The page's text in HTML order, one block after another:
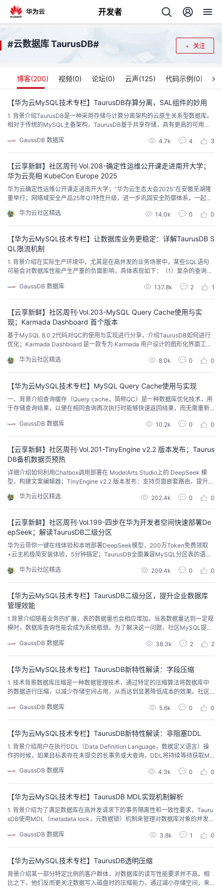
开发者
返
回
个
人
主
页
我
的
开
发
者
我
的
博
客
我
的
论
坛
我
的
圈
子
我
的
直
播
我
的
活
我
的
注
我
开
发
学
堂
的
课
程
我
的
认
证
我
的
实
验
我
的
收
藏
的
Programs
我
的
支
持
我
的
技
术
支
持
我
的
云
声
建
议
关注
#云数据库 TaurusDB#
博客(200) 视频(0) 论坛(0) 云声(125) 代码示例(0)
【华为云MySQL技术专栏】TaurusDB存算分离，SAL组件的妙用
1. 背景介绍TaurusDB是一种采用存储与计算分离架构的云原生关系型数据库。
相对于传统的MySQL主备架构，TaurusDB基于共享存储，具有更高的可用
DB架构从上到下分为3个部分：计算层、存储抽象层（Storage Abstraction La
yer, 简称SAL）和存储层。图1 TaurusDB架构示意图计算...
GaussDB 数据库 4.7k 4 3
【云享新鲜】社区周刊·Vol.208-确定性运维公开课走进南开大学；
华为云亮相 KubeCon Europe 2025
华为云确定性运维公开课走进南开大学；“华为云生态大会2025”在安徽芜湖隆
重举行；网络域安全产品25年Q1特性升级，进一步巩固安全防御体系，一起快
华为云社区精选
14.0k 0 0
【华为云MySQL技术专栏】让数据库业务更稳定：详解TaurusDB S
QL限流机制
1. 背景介绍在实际生产环境中，尤其是在高并发的业务场景中，某些SQL语句
可能会对数据库性能产生严重的负面影响，具体表现如下：（1）复杂的查询操
导致整体性能显著下降；（3）短时间出现突发流量，导致数据库瞬间过载，进
而影响系统的稳定性。在这些情况下，如果数据库的CPU资源被完全占用，所
GaussDB 数据库 137.8k 2 1
【云享新鲜】社区周刊·Vol.203-MySQL Query Cache使用与实
现；Karmada Dashboard 首个版本
基于MySQL 8.0.2代码对QC的使用与实现进行分享，介绍TaurusDB如何进行
优化；Karmada Dashboard 是一款专为 Karmada 用户设计的图形化界面工
华为云社区精选
8.0k 0 0
【华为云MySQL技术专栏】MySQL Query Cache使用与实现
一、背景介绍查询缓存（Query cache，简称QC）是一种数据库优化技术，用
于存储查询结果，以便在相同查询再次执行时能够快速返回结果，而无需重新
率低等问题，该特性在MySQL 5.7.20标记为不推荐使用，在MySQL 8.0.3里被
删除。QC对于特定场景可以显著提升性能，TaurusDB保留QC并对其并发性能
GaussDB 数据库 10.2k 0 0
【云享新鲜】社区周刊·Vol.201-TinyEngine v2.2 版本发布；Taurus
DB备机数据页预热
详细介绍如何利用Chatbox调用部署在 ModelArts Studio上的 DeepSeek 模
型，构建文案编辑器；TinyEngine v2.2 版本发布：支持页面嵌套路由，提升多
华为云社区精选
202.4k 0 0
【云享新鲜】社区周刊·Vol.199-四步在华为开发者空间快速部署De
epSeek；解读TaurusDB二级分区
华为云带你一键在线体验和本地部署DeepSeek模型，200万Token免费领取
+云主机极简安装体验，5分钟搞定；TaurusDB全面兼容MySQL分区表的语法
云主机部署 DeepSeek 蒸馏模型...
华为云社区精选 209.4k 0 0
【华为云MySQL技术专栏】TaurusDB二级分区，提升企业数据库
管理效能
1.背景介绍随着业务的扩展，表的数据量也会相应增加。当表数据量达到一定规
模时，数据库查询性能会成为系统瓶颈。为了解决这一问题，社区MySQL提出
辑上的表分割成多个小的物理表。在查询时，MySQL能够根据查询条件，选择
对应的一个或者几个分区进行扫描，从而提高查询性能和管理效率。当前，社
GaussDB 数据库 38.3k 2 2
【华为云MySQL技术专栏】TaurusDB新特性解读：字段压缩
1. 技术背景数据库压缩是一种数据管理技术，通过特定的压缩算法将数据库中
的数据进行压缩，以减少存储空间占用，从而达到显著降低成本的效果。社区
据，由于可能带来高达50%的性能影响，因此在生产环境中应用较少。现有的
压缩机制，如表压缩和页面压缩，难以在不影响业务正常运行的情况下，提供
GaussDB 数据库 5.6k 0 0
【华为云MySQL技术专栏】TaurusDB新特性解读：非阻塞DDL
1. 背景介绍用户在执行DDL（Data Definition Language，数据定义语言）操
作的时候，如果目标表存在未提交的长事务或大查询，DDL将持续等待获取MD
级，DDL在持续等待MDL-X锁的过程中，将阻塞目标表上所有的新事务，这将
导致业务连接的堆积和阻塞，甚至可能会造成整个业务系统的崩溃。T...
GaussDB 数据库 4.3k 0 0
【华为云MySQL技术专栏】TaurusDB MDL实现机制解析
1. 背景介绍为了满足数据库在高并发请求下的事务隔离性和一致性要求，Tauru
sDB使用MDL（metadata lock，元数据锁）机制来管理对数据库对象的并发访
复读（Repeatable Read，简称RR）隔离级别下，一个事务中的第一次查询可
能返回某些结果，但在第二次查询时，由于表被另一个事务删除，导致查询结
GaussDB 数据库 3.8k 1 0
【华为云MySQL技术专栏】TaurusDB透明压缩
背景介绍某一部分特定比例的客户群体，对数据库的读写性能要求并不高。相
比之下，他们反而更关注数据写入磁盘时的压缩能力，通过减小存储空间，来